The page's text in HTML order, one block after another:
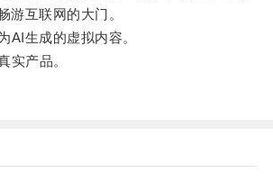
游互联网的大门。
生成的虚拟内容。
产品。